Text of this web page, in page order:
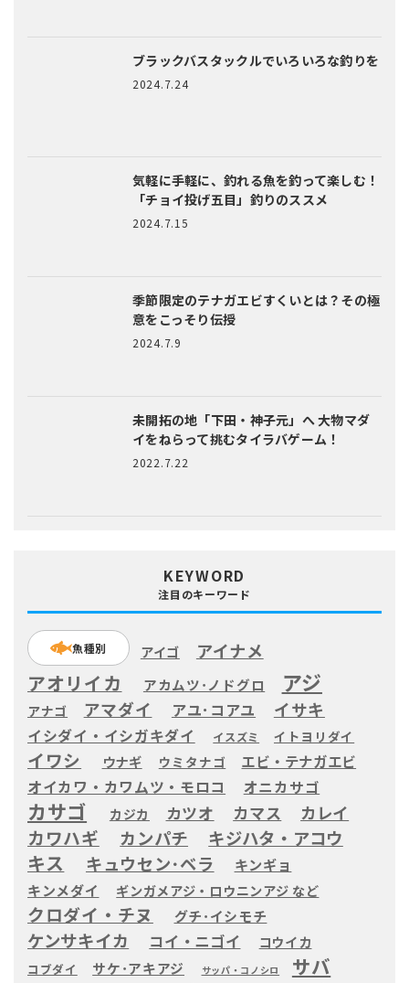
ブラックバスタックルでいろいろな釣りを
2024.7.24
気軽に手軽に、釣れる魚を釣って楽しむ！
「チョイ投げ五目」釣りのススメ
2024.7.15
季節限定のテナガエビすくいとは？ その極
意をこっそり伝授
2024.7.9
未開拓の地「下田・神子元」へ大物マダ
イをねらって挑むタイラバゲーム！
2022.7.22
KEYWORD
注目のキーワード
魚種別 アイゴ アイナメ
アオリイカ アカムツ･ノドグロ アジ
アナゴ アマダイ アユ･コアユ イサキ
イシダイ・イシガキダイ イスズミ イトヨリダイ
イワシ ウナギ ウミタナゴ エビ・テナガエビ
オイカワ・カワムツ・モロコ オニカサゴ
カサゴ カジカ カツオ カマス カレイ
カワハギ カンパチ キジハタ・アコウ
キス キュウセン･ベラ キンギョ
キンメダイ ギンガメアジ・ロウニンアジ など
クロダイ・チヌ グチ･イシモチ
ケンサキイカ コイ・ニゴイ コウイカ
コブダイ サケ･アキアジ サッパ・コノシロ サバ